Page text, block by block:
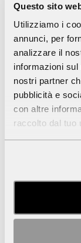
Questo sito
Utilizziamo i
annunci, per
analizzare il
informazioni
nostri partner
pubblicità e
con altre
raccolto dal tuo
Macchina da
TEK, serie